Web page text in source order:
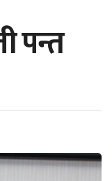
पन्त